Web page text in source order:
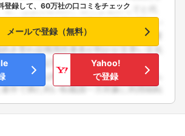
登録して、60万社の口コミをチェック
メールで登録（無料）
Yahoo!
で登録